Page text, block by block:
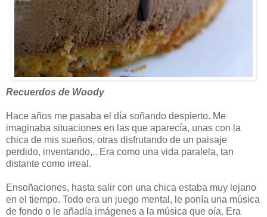
Recuerdos de Woody
Hace años me pasaba el día soñando despierto. Me
imaginaba situaciones en las que aparecía, unas con la
chica de mis sueños, otras disfrutando de un paisaje
perdido, inventando,.. Era como una vida paralela, tan
distante como irreal.
Ensoñaciones, hasta salir con una chica estaba muy lejano
en el tiempo. Todo era un juego mental, le ponía una música
de fondo o le añadía imágenes a la música que oía. Era